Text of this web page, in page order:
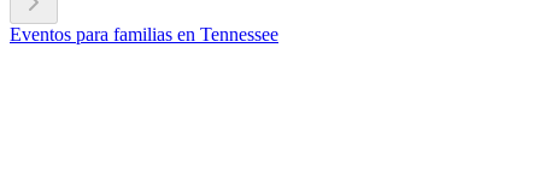
Eventos para familias en Tennessee